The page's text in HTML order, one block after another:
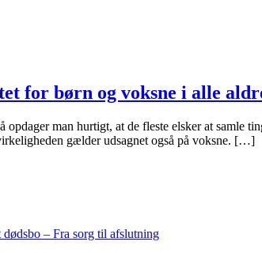
for børn og voksne i alle
man hurtigt, at de fleste elsker at samle
gælder udsagnet også på voksne. […]